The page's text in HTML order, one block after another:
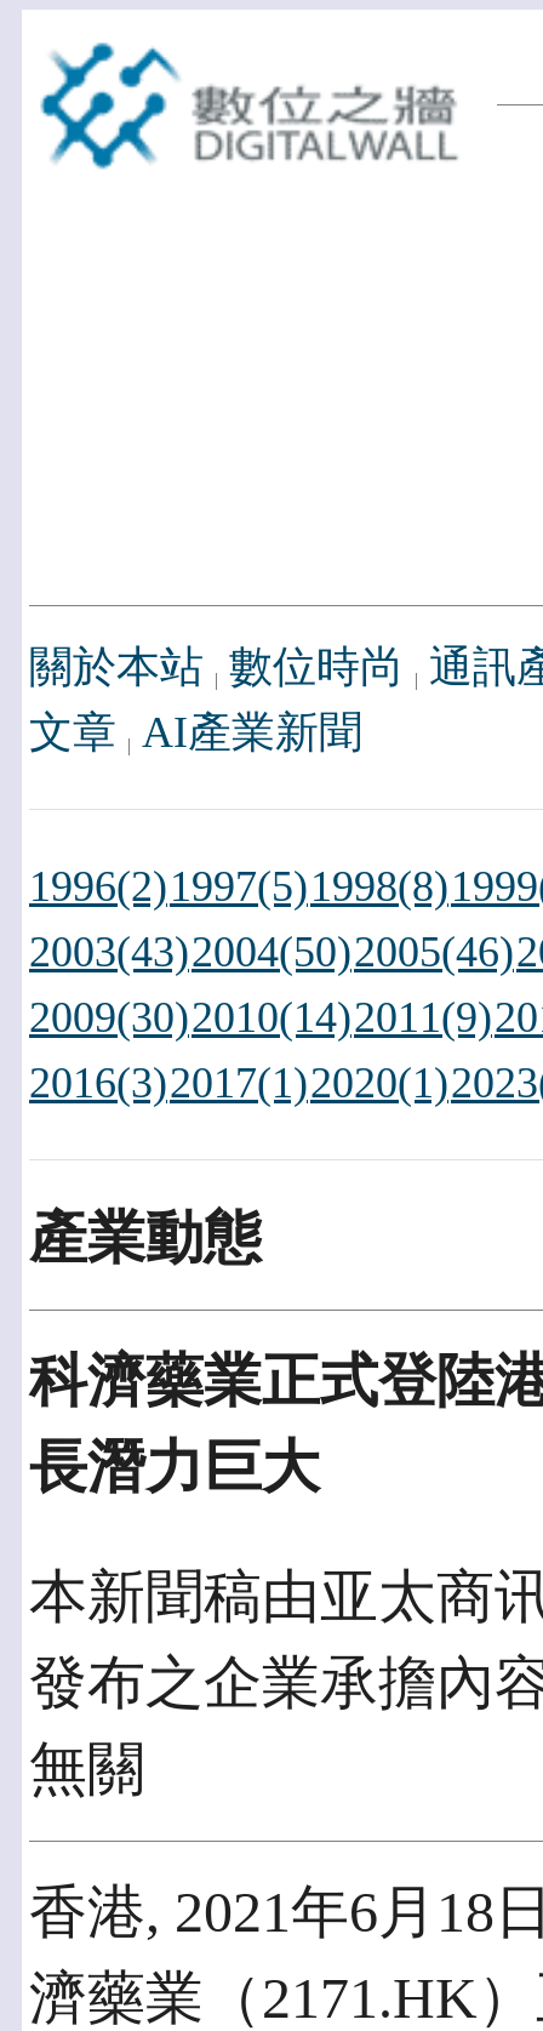
關於本站 數位時尚
通訊
文章 AI產業新聞
1996(2)1997(5)1998(8)
2003(43)2004(50)2005(46)
2009(30)2010(14)2011(9)
2016(3)2017(1)2020(1)
產業動態
科濟藥業正式登陸
長潛力巨大
本新聞稿由亚太商
發布之企業承擔內
無關
香港, 2021年6月18
濟藥業（2171.HK